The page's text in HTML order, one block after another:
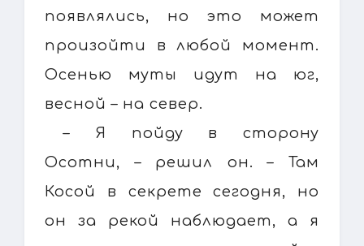
появлялись, но это может
произойти в любой момент.
Осенью муты идут на юг,
весной – на север.
– Я пойду в сторону
Осотни, – решил он. – Там
Косой в секрете сегодня, но
он за рекой наблюдает, а я